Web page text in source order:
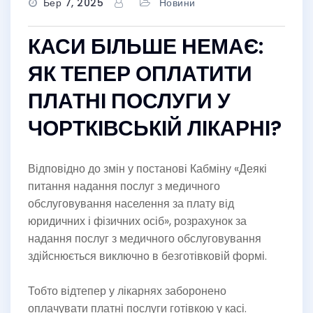
КАСИ БІЛЬШЕ НЕМАЄ:
ЯК ТЕПЕР ОПЛАТИТИ
ПЛАТНІ ПОСЛУГИ У
ЧОРТКІВСЬКІЙ ЛІКАРНІ?
Відповідно до змін у постанові Кабміну «Деякі
питання надання послуг з медичного
обслуговування населення за плату від
юридичних і фізичних осіб», розрахунок за
надання послуг з медичного обслуговування
здійснюється виключно в безготівковій формі.
Тобто відтепер у лікарнях заборонено
оплачувати платні послуги готівкою у касі.